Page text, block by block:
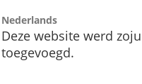
Nederlands
Deze website werd
toegevoegd.